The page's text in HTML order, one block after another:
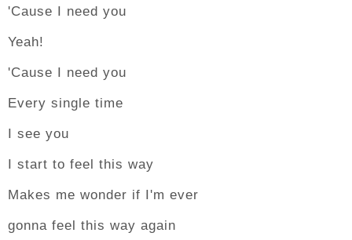
'Cause I need you
Yeah!
'Cause I need you
Every single time
I see you
I start to feel this way
Makes me wonder if I'm ever
gonna feel this way again